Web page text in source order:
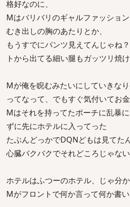
格好なのに、
Mはバリバリのギャルファッショ
むき出しの胸のあたりとか、
もうすでにパンツ見えてんじゃね
トから出てる細い腿もガッツリ焼
Mが俺を睨むみたいにしていきな
ってなって、でもすぐ気付いてお
Mはそれを持ってたポーチに乱暴
ずに先にホテルに入ってった
たぶんどっかでDQNどもは見てた
心臓バクバクでそれどころじゃない
ホテルはふつーのホテル、じゃ分
Mがフロントで何か言って何か書